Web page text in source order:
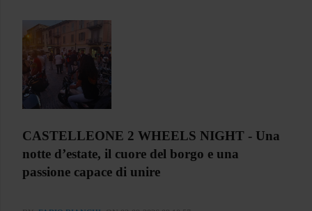
CASTELLEONE 2 WHEELS NIGHT - Una
notte d’estate, il cuore del borgo e una
passione capace di unire